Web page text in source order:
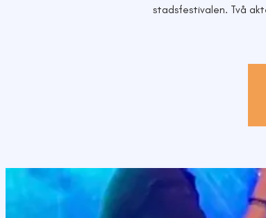
stadsfestivalen. Två